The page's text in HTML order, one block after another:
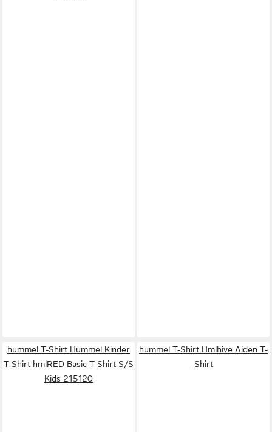
hummel T-Shirt Hummel Kinder
T-Shirt hmlRED Basic T-Shirt S/S
Kids 215120
hummel T-Shirt Hmlhive Aiden T-
Shirt